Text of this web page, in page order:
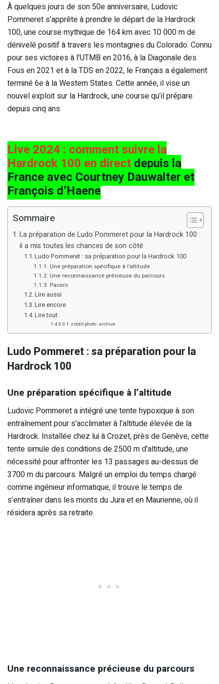
À quelques jours de son 50e anniversaire, Ludovic
Pommeret s’apprête à prendre le départ de la Hardrock
100, une course mythique de 164 km avec 10 000 m de
dénivelé positif à travers les montagnes du Colorado. Connu
pour ses victoires à l’UTMB en 2016, à la Diagonale des
Fous en 2021 et à la TDS en 2022, le Français a également
terminé 6e à la Western States. Cette année, il vise un
nouvel exploit sur la Hardrock, une course qu’il prépare
depuis cinq ans.
Live 2024 : comment suivre la
Hardrock 100 en direct depuis la
France avec Courtney Dauwalter et
François d’Haene
Sommaire
La préparation de Ludo Pommeret pour la Hardrock 100 :
il a mis toutes les chances de son côté
Ludo Pommeret : sa préparation pour la Hardrock 100
Une préparation spécifique à l’altitude
Une reconnaissance précieuse du parcours
Pacers
Lire aussi
Lire encore
Lire tout
crédit photo : archive
Ludo Pommeret : sa préparation pour la
Hardrock 100
Une préparation spécifique à l’altitude
Ludovic Pommeret a intégré une tente hypoxique à son
entraînement pour s’acclimater à l’altitude élevée de la
Hardrock. Installée chez lui à Crozet, près de Genève, cette
tente simule des conditions de 2500 m d’altitude, une
nécessité pour affronter les 13 passages au-dessus de
3700 m du parcours. Malgré un emploi du temps chargé
comme ingénieur informatique, il trouve le temps de
s’entraîner dans les monts du Jura et en Maurienne, où il
résidera après sa retraite.
Une reconnaissance précieuse du parcours